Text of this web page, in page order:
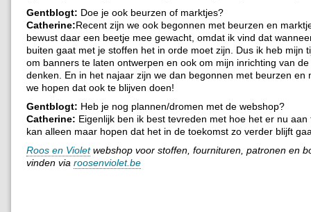
Gentblogt: Doe je ook beurzen of marktjes?
Catherine:Recent zijn we ook begonnen met beurzen en
bewust daar een beetje mee gewacht, omdat ik vind dat
buiten gaat met je stoffen het in orde moet zijn. Dus ik heb mijn
om banners te laten ontwerpen en ook om mijn inrichting van
denken. En in het najaar zijn we dan begonnen met beurzen en
we hopen dat ook te blijven doen!
Gentblogt: Heb je nog plannen/dromen met de webshop?
Catherine: Eigenlijk ben ik best tevreden met hoe het er nu aan
kan alleen maar hopen dat het in de toekomst zo verder blijft
Roos en Violetwebshop voor stoffen, fournituren, patronen en
vinden via roosenviolet.be